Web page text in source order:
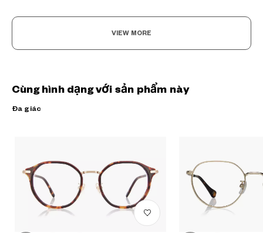
VIEW MORE
Cùng hình dạng với sản phẩm này
Đa giác